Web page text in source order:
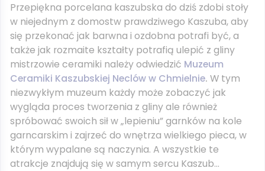
Przepiękna porcelana kaszubska do dziś zdobi stoły
w niejednym z domostw prawdziwego Kaszuba, aby
się przekonać jak barwna i ozdobna potrafi być, a
także jak rozmaite kształty potrafią ulepić z gliny
mistrzowie ceramiki należy odwiedzić Muzeum
Ceramiki Kaszubskiej Neclów w Chmielnie. W tym
niezwykłym muzeum każdy może zobaczyć jak
wygląda proces tworzenia z gliny ale również
spróbować swoich sił w „lepieniu” garnków na kole
garncarskim i zajrzeć do wnętrza wielkiego pieca, w
którym wypalane są naczynia. A wszystkie te
atrakcje znajdują się w samym sercu Kaszub…